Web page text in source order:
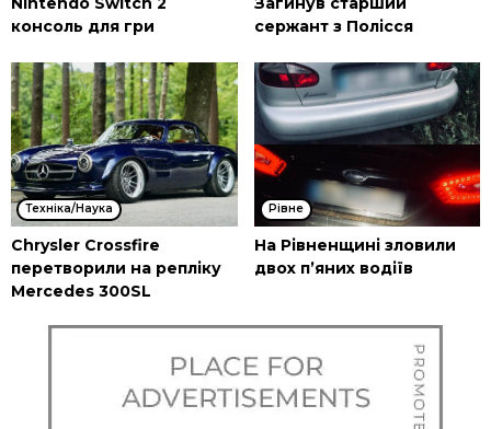
консоль для гри
сержант з Полісся
Техніка/Наука
Chrysler Crossfire
перетворили на репліку
Mercedes 300SL
Рівне
На Рівненщині зловили
двох п’яних водіїв